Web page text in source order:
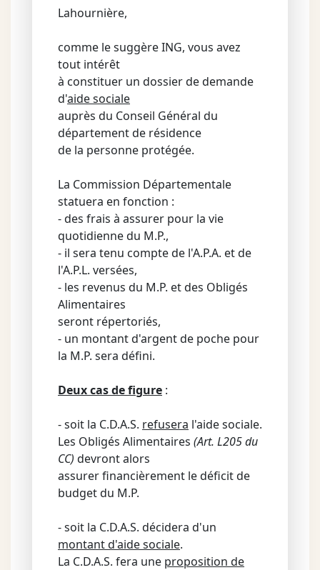
Lahournière,
comme le suggère ING, vous avez
tout intérêt
à constituer un dossier de demande
d'aide sociale
auprès du Conseil Général du
département de résidence
de la personne protégée.
La Commission Départementale
statuera en fonction :
- des frais à assurer pour la vie
quotidienne du M.P.,
- il sera tenu compte de l'A.P.A. et de
l'A.P.L. versées,
- les revenus du M.P. et des Obligés
Alimentaires
seront répertoriés,
- un montant d'argent de poche pour
la M.P. sera défini.
Deux cas de figure :
- soit la C.D.A.S. refusera l'aide sociale.
Les Obligés Alimentaires (Art. L205 du
CC) devront alors
assurer financièrement le déficit de
budget du M.P.
- soit la C.D.A.S. décidera d'un
montant d'aide sociale.
La C.D.A.S. fera une proposition de